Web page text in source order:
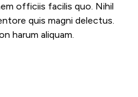
officiis facilis quo. Nihil
quis magni delectus.
harum aliquam.